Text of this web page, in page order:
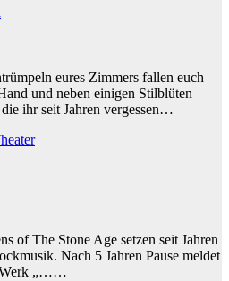
eures Zimmers fallen euch
und neben einigen Stilblüten
ihr seit Jahren vergessen…
of The Stone Age setzen seit Jahren
Nach 5 Jahren Pause meldet
Werk „……